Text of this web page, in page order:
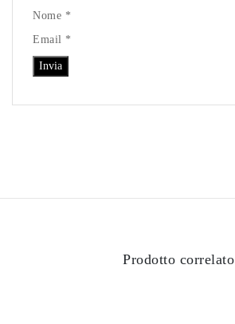
Nome *
Email *
Prodotto correlato